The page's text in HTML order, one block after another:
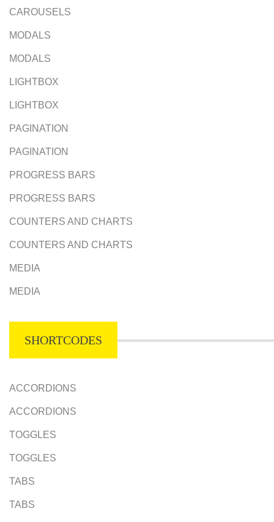
CAROUSELS
MODALS
MODALS
LIGHTBOX
LIGHTBOX
PAGINATION
PAGINATION
PROGRESS BARS
PROGRESS BARS
COUNTERS AND CHARTS
COUNTERS AND CHARTS
MEDIA
MEDIA
SHORTCODES
ACCORDIONS
ACCORDIONS
TOGGLES
TOGGLES
TABS
TABS